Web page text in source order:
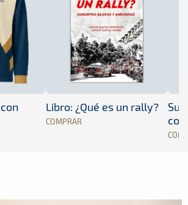
Libro: ¿Qué es un rally?
COMPRAR